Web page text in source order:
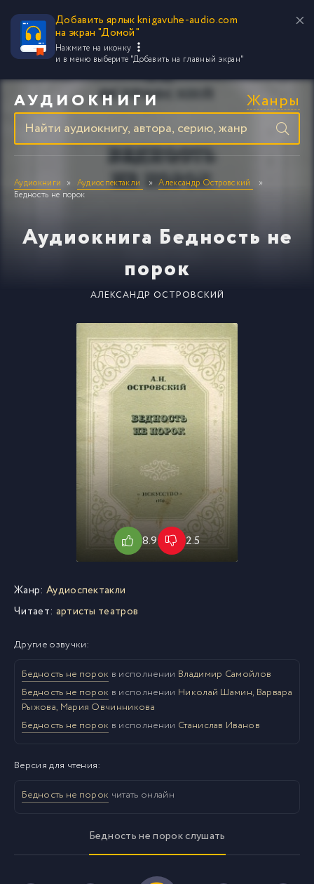
Добавить ярлык knigavuhe-audio.com
на экран "Домой"
Нажмите на иконку
и в меню выберите "Добавить на главный экран"
АУДИОКНИГИ Жанры
Аудиокниги Аудиоспектакли
Александр Островский
Бедность не порок
Аудиокнига Бедность не
порок
АЛЕКСАНДР ОСТРОВСКИЙ
8.9 2.5
Жанр: Аудиоспектакли
Читает: артисты театров
Другие озвучки:
Бедность не порок в исполнении Владимир Самойлов
Бедность не порок в исполнении Николай Шамин, Варвара
Рыжова, Мария Овчинникова
Бедность не порок в исполнении Станислав Иванов
Версия для чтения:
Бедность не порок читать онлайн
Бедность не порок слушать